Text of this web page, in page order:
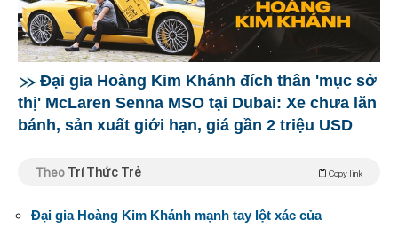
Đại gia Hoàng Kim Khánh đích thân 'mục sở
thị' McLaren Senna MSO tại Dubai: Xe chưa lăn
bánh, sản xuất giới hạn, giá gần 2 triệu USD
Theo Trí Thức Trẻ Copy link
Đại gia Hoàng Kim Khánh mạnh tay lột xác của